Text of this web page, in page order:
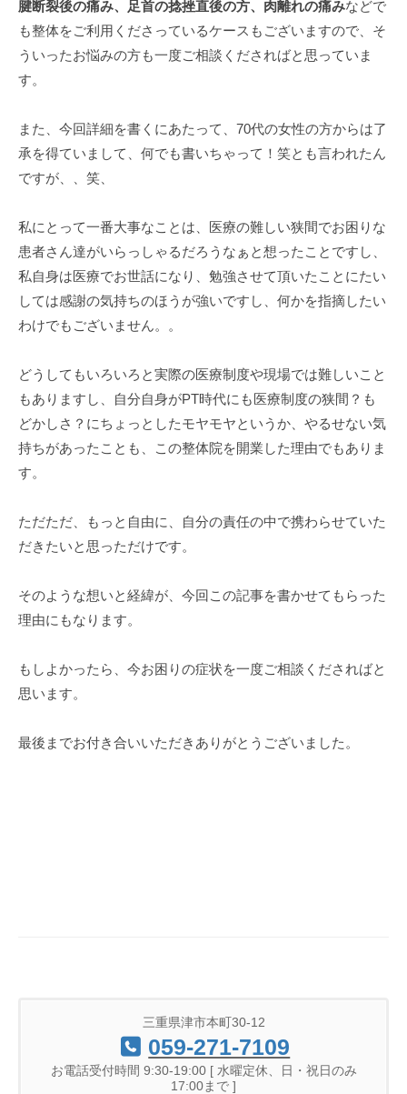
腱断裂後の痛み、足首の捻挫直後の方、肉離れの痛みなどで
も整体をご利用くださっているケースもございますので、そ
ういったお悩みの方も一度ご相談くださればと思っていま
す。
また、今回詳細を書くにあたって、70代の女性の方からは了
承を得ていまして、何でも書いちゃって！笑とも言われたん
ですが、、笑、
私にとって一番大事なことは、医療の難しい狭間でお困りな
患者さん達がいらっしゃるだろうなぁと想ったことですし、
私自身は医療でお世話になり、勉強させて頂いたことにたい
しては感謝の気持ちのほうが強いですし、何かを指摘したい
わけでもございません。。
どうしてもいろいろと実際の医療制度や現場では難しいこと
もありますし、自分自身がPT時代にも医療制度の狭間？も
どかしさ？にちょっとしたモヤモヤというか、やるせない気
持ちがあったことも、この整体院を開業した理由でもありま
す。
ただただ、もっと自由に、自分の責任の中で携わらせていた
だきたいと思っただけです。
そのような想いと経緯が、今回この記事を書かせてもらった
理由にもなります。
もしよかったら、今お困りの症状を一度ご相談くださればと
思います。
最後までお付き合いいただきありがとうございました。
三重県津市本町30-12
059-271-7109
お電話受付時間 9:30-19:00 [ 水曜定休、日・祝日のみ
17:00まで ]